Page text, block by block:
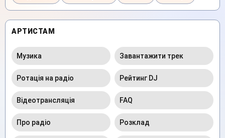
АРТИСТАМ
Музика Завантажити трек
Ротація на радіо Рейтинг DJ
Відеотрансляція FAQ
Про радіо Розклад